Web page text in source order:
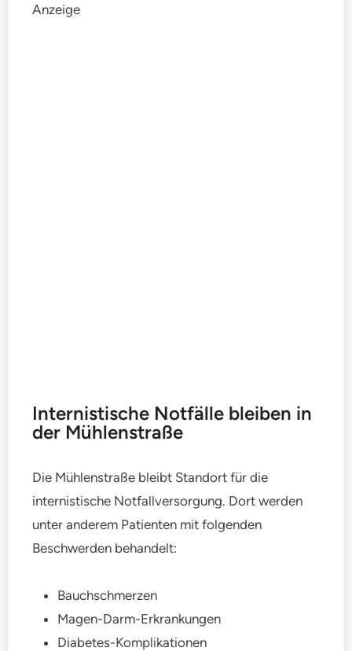
Anzeige
Internistische Notfälle bleiben in
der Mühlenstraße
Die Mühlenstraße bleibt Standort für die
internistische Notfallversorgung. Dort werden
unter anderem Patienten mit folgenden
Beschwerden behandelt:
Bauchschmerzen
Magen-Darm-Erkrankungen
Diabetes-Komplikationen